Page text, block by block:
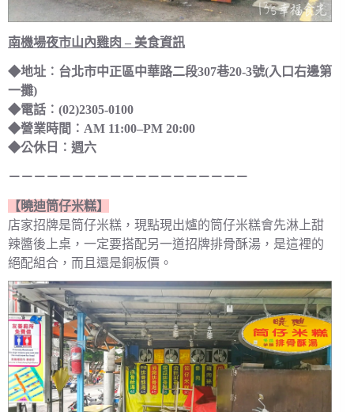
南機場夜市山內雞肉 – 美食資訊
◆地址︰台北市中正區中華路二段307巷20-3號(入口右邊第
一攤)
◆電話︰(02)2305-0100
◆營業時間︰AM 11:00–PM 20:00
◆公休日︰週六
－－－－－－－－－－－－－－－－－－－
【曉迪筒仔米糕】
店家招牌是筒仔米糕，現點現出爐的筒仔米糕會先淋上甜
辣醬後上桌，一定要搭配另一道招牌排骨酥湯，是這裡的
絕配組合，而且還是銅板價。